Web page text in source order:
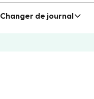
Changer de journal